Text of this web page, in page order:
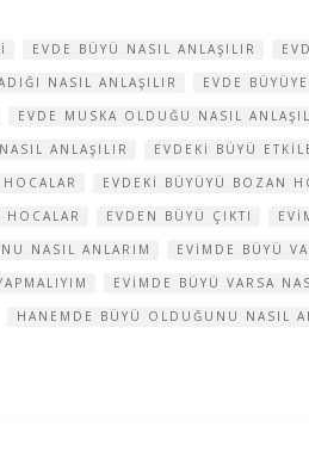
EVDE BÜYÜ NASIL ANLAŞILIR
NASIL ANLAŞILIR
EVDE
EVDE MUSKA OLDUĞU NASIL
ANLAŞILIR
EVDEKI BÜYÜ
EVDEKI BÜYÜYÜ BOZAN
EVDEN BÜYÜ ÇIKTI
NASIL ANLARIM
EVIMDE BÜYÜ
EVIMDE BÜYÜ VARSA
HANEMDE BÜYÜ OLDUĞUNU NASIL